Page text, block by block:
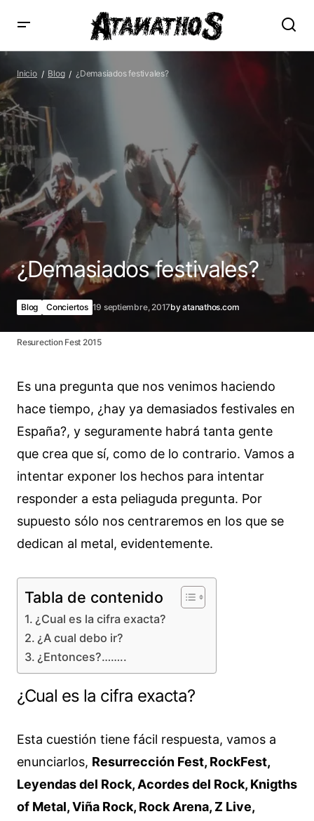
¿Demasiados festivales?
Inicio Blog ¿Demasiados festivales?
¿Demasiados festivales?
Blog Conciertos 19 septiembre, 2017byatanathos.com
Resurection Fest 2015
Es una pregunta que nos venimos haciendo
hace tiempo, ¿hay ya demasiados festivales en
España?, y seguramente habrá tanta gente
que crea que sí, como de lo contrario. Vamos a
intentar exponer los hechos para intentar
responder a esta peliaguda pregunta. Por
supuesto sólo nos centraremos en los que se
dedican al metal, evidentemente.
Tabla de contenido
¿Cual es la cifra exacta?
¿A cual debo ir?
¿Entonces?……..
¿Cual es la cifra exacta?
Esta cuestión tiene fácil respuesta, vamos a
enunciarlos, Resurrección Fest, RockFest,
Leyendas del Rock, Acordes del Rock, Knigths
of Metal, Viña Rock, Rock Arena, Z Live,